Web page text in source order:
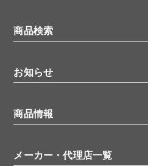
商品検索
タンパク質検索
ELISA/ELISpot検索
品番検索
お知らせ
無料サンプル
ウェビナー （オンラインセミナー）
商品情報
抗体
メーカー・代理店一覧